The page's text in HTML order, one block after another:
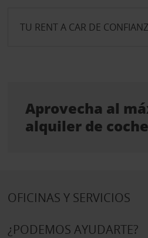
TU RENT A CAR DE
Aprovecha al
alquiler de coche
OFICINAS Y SERVICIOS
¿PODEMOS AYUDARTE?